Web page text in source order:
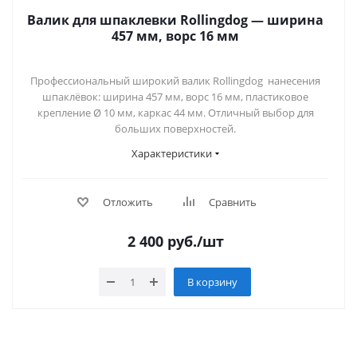
Валик для шпаклевки Rollingdog — ширина
457 мм, ворс 16 мм
Профессиональный широкий валик Rollingdog нанесения
шпаклёвок: ширина 457 мм, ворс 16 мм, пластиковое
крепление Ø 10 мм, каркас 44 мм. Отличный выбор для
больших поверхностей.
Характеристики
Отложить Сравнить
2 400 руб./шт
В корзину